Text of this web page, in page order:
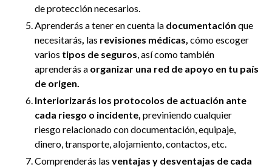
de protección necesarios.
Aprenderás a tener en cuenta la documentación que
necesitarás las revisiones médicas, cómo escoger
varios tipos de seguros , así como también
aprenderás a organizar una red de apoyo en tu país
de origen.
Interiorizarás los protocolos de actuación ante
cada riesgo o incidente, previniendo cualquier
riesgo relacionado con documentación, equipaje,
dinero, transporte, alojamiento, contactos, etc.
Comprenderás las ventajas y desventajas de cada